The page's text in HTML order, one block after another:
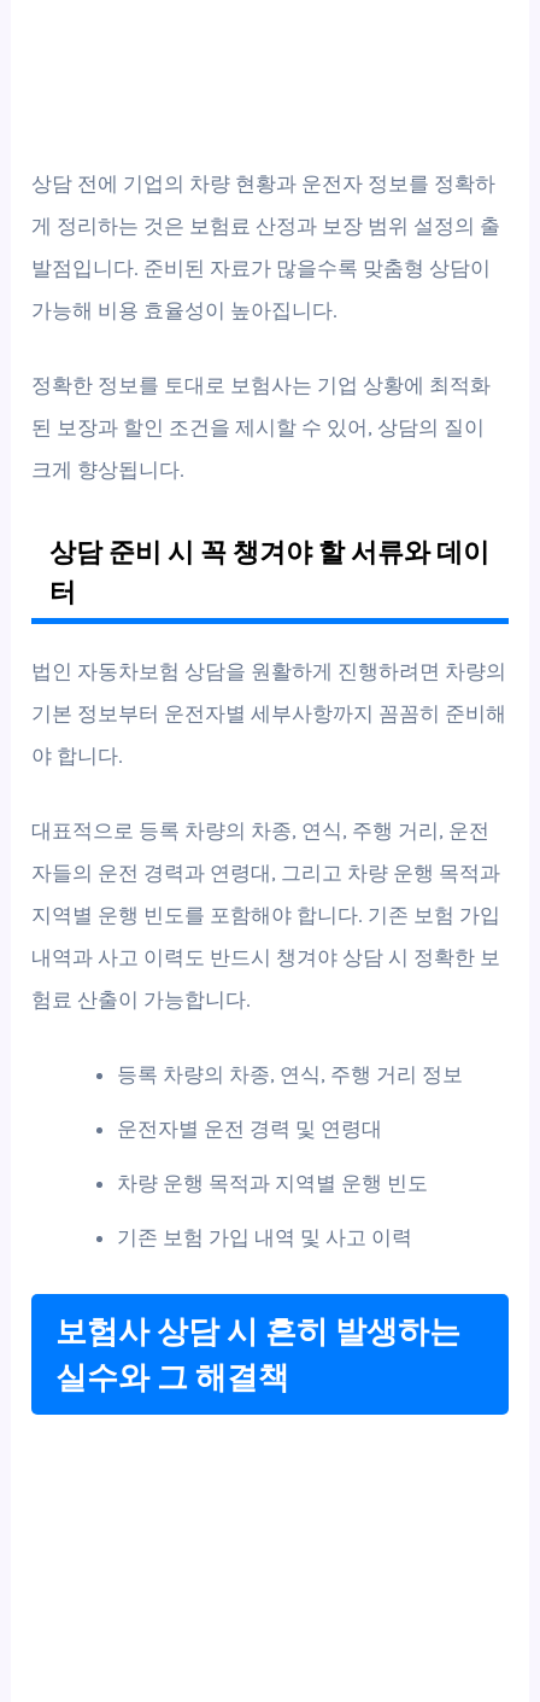
상담 전에 기업의 차량 현황과 운전자 정보를 정확하
게 정리하는 것은 보험료 산정과 보장 범위 설정의 출
발점입니다. 준비된 자료가 많을수록 맞춤형 상담이
가능해 비용 효율성이 높아집니다.
정확한 정보를 토대로 보험사는 기업 상황에 최적화
된 보장과 할인 조건을 제시할 수 있어, 상담의 질이
크게 향상됩니다.
상담 준비 시 꼭 챙겨야 할 서류와 데이
터
법인 자동차보험 상담을 원활하게 진행하려면 차량의
기본 정보부터 운전자별 세부사항까지 꼼꼼히 준비해
야 합니다.
대표적으로 등록 차량의 차종, 연식, 주행 거리, 운전
자들의 운전 경력과 연령대, 그리고 차량 운행 목적과
지역별 운행 빈도를 포함해야 합니다. 기존 보험 가입
내역과 사고 이력도 반드시 챙겨야 상담 시 정확한 보
험료 산출이 가능합니다.
등록 차량의 차종, 연식, 주행 거리 정보
운전자별 운전 경력 및 연령대
차량 운행 목적과 지역별 운행 빈도
기존 보험 가입 내역 및 사고 이력
보험사 상담 시 흔히 발생하는
실수와 그 해결책